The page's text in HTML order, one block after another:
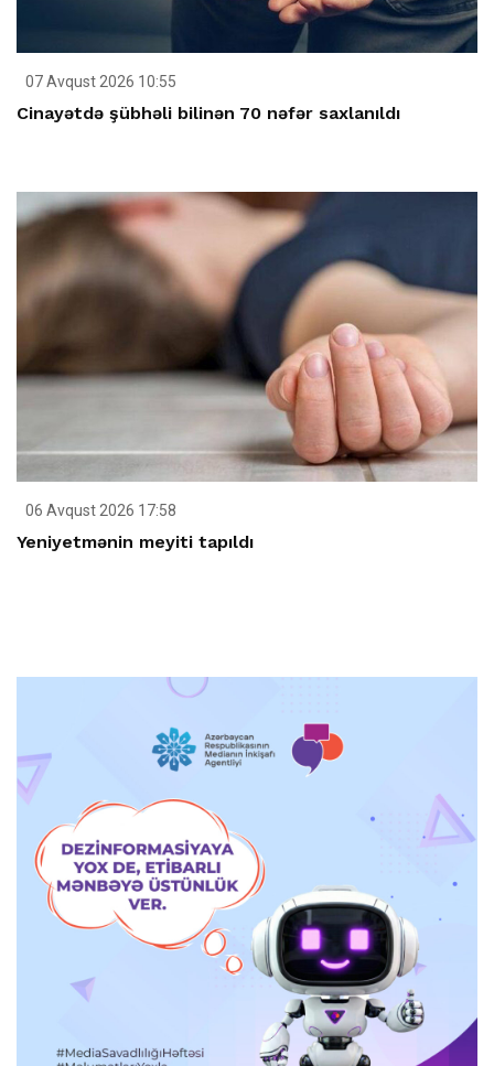
07 Avqust 2026 10:55
Cinayətdə şübhəli bilinən 70 nəfər saxlanıldı
06 Avqust 2026 17:58
Yeniyetmənin meyiti tapıldı